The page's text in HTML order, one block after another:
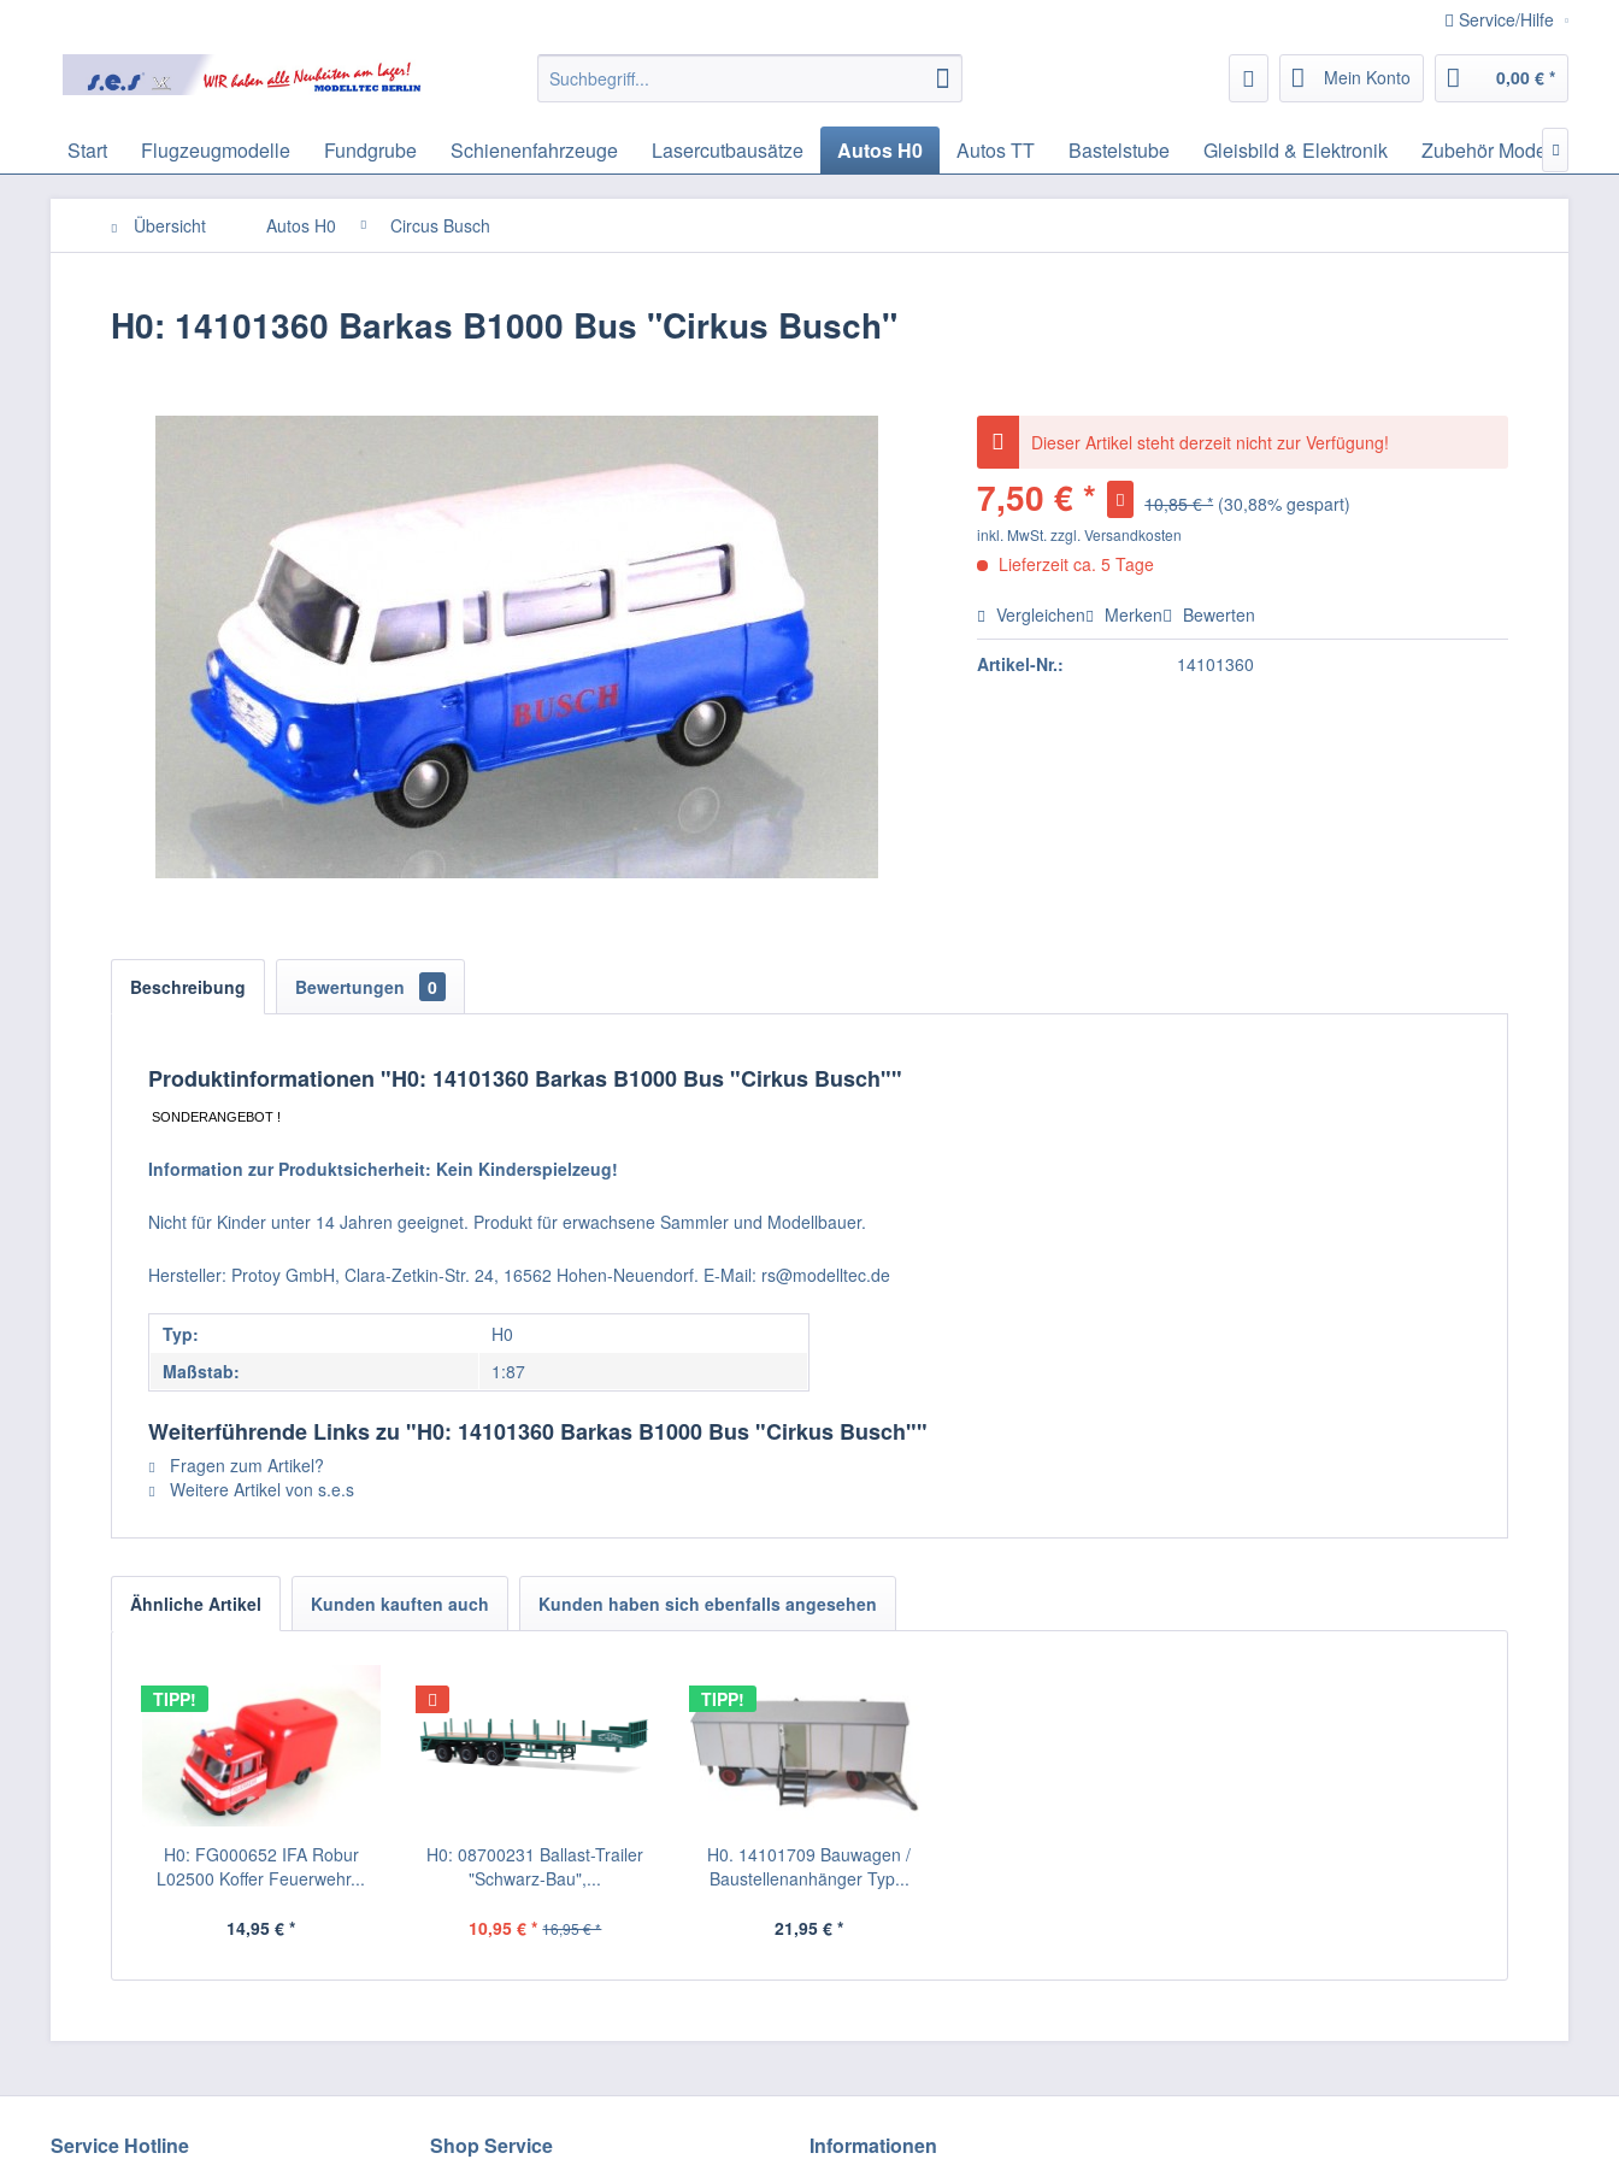
Service/Hilfe
Mein Konto 0,00 € *
Start Flugzeugmodelle Fundgrube Schienenfahrzeuge Lasercutbausätze Autos H0 Autos TT Bastelstube Gleisbild & Elektronik Zubehör 
Übersicht Autos H0 Circus Busch
H0: 14101360 Barkas B1000 Bus "Cirkus Busch"
Dieser Artikel steht derzeit nicht zur Verfügung!
7,50 € * 10,85 € * (30,88% gespart)
inkl. MwSt.zzgl. Versandkosten
Lieferzeit ca. 5 Tage
Vergleichen Merken Bewerten
Artikel-Nr.: 14101360
Beschreibung Bewertungen 0
Produktinformationen "H0: 14101360 Barkas B1000 Bus "Cirkus Busch""
SONDERANGEBOT !
Information zur Produktsicherheit: Kein Kinderspielzeug!
Nicht für Kinder unter 14 Jahren geeignet. Produkt für erwachsene Sammler und Modellbauer.
Hersteller: Protoy GmbH, Clara-Zetkin-Str. 24, 16562 Hohen-Neuendorf. E-Mail: rs@modelltec.de
Typ:
H0
Maßstab:
1:87
Weiterführende Links zu "H0: 14101360 Barkas B1000 Bus "Cirkus Busch""
Fragen zum Artikel?
Weitere Artikel von s.e.s
Ähnliche Artikel Kunden kauften auch Kunden haben sich ebenfalls angesehen
TIPP!
H0: FG000652 IFA Robur
L02500 Koffer Feuerwehr...
14,95 € *
H0: 08700231 Ballast-Trailer
"Schwarz-Bau",...
10,95 € * 16,95 € *
TIPP!
H0. 14101709 Bauwagen /
Baustellenanhänger Typ...
21,95 € *
Service Hotline Shop Service Informationen